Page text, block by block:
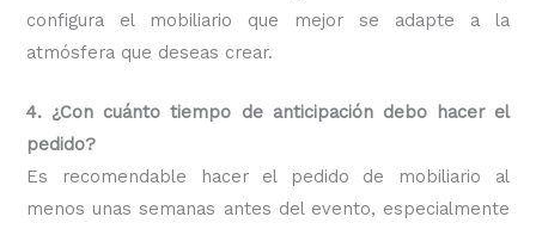
configura el mobiliario que mejor se adapte a la
atmósfera que deseas crear.
4. ¿Con cuánto tiempo de anticipación debo hacer el
pedido?
Es recomendable hacer el pedido de mobiliario al
menos unas semanas antes del evento, especialmente